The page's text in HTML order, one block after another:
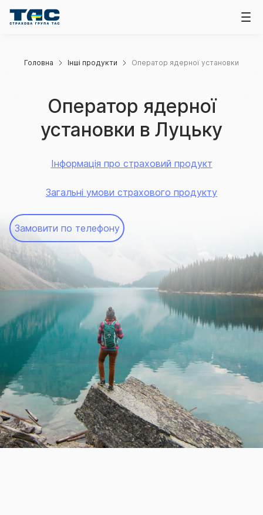
Головна Інші продукти Оператор ядерної установки
Оператор ядерної
установки в Луцьку
Інформація про страховий продукт
Загальні умови страхового продукту
Замовити по телефону